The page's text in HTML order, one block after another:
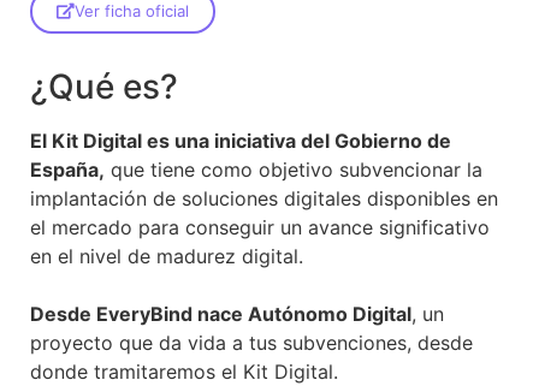
Ver ficha oficial
¿Qué es?
El Kit Digital es una iniciativa del Gobierno de
España, que tiene como objetivo subvencionar la
implantación de soluciones digitales disponibles en
el mercado para conseguir un avance significativo
en el nivel de madurez digital.
Desde EveryBind nace Autónomo Digital, un
proyecto que da vida a tus subvenciones, desde
donde tramitaremos el Kit Digital.